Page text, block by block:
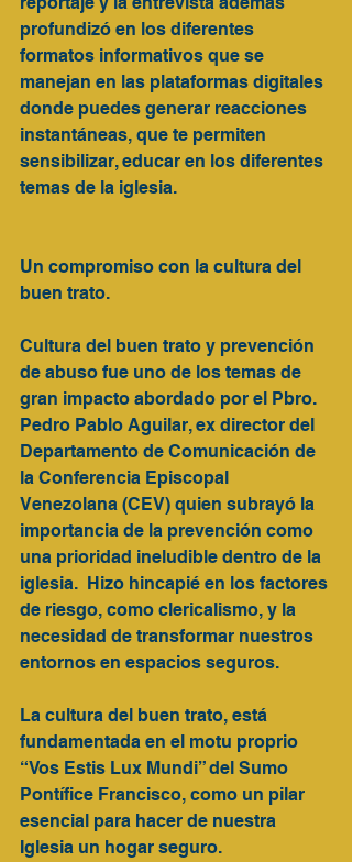
profundizó en los diferentes
formatos informativos que se
manejan en las plataformas digitales
donde puedes generar reacciones
instantáneas, que te permiten
sensibilizar, educar en los diferentes
temas de la iglesia.
Un compromiso con la cultura del
buen trato.
Cultura del buen trato y prevención
de abuso fue uno de los temas de
gran impacto abordado por el Pbro.
Pedro Pablo Aguilar, ex director del
Departamento de Comunicación de
la Conferencia Episcopal
Venezolana (CEV) quien subrayó la
importancia de la prevención como
una prioridad ineludible dentro de la
iglesia.  Hizo hincapié en los factores
de riesgo, como clericalismo, y la
necesidad de transformar nuestros
entornos en espacios seguros.
La cultura del buen trato, está
fundamentada en el motu proprio
“Vos Estis Lux Mundi” del Sumo
Pontífice Francisco, como un pilar
esencial para hacer de nuestra
Iglesia un hogar seguro.